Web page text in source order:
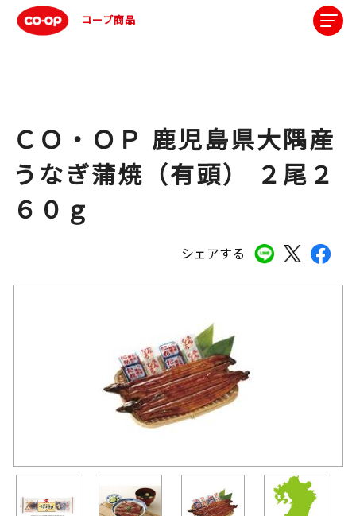
コープ商品
シェアする
ＣＯ・ＯＰ 鹿児島県大隅産
うなぎ蒲焼（有頭） ２尾２
６０ｇ